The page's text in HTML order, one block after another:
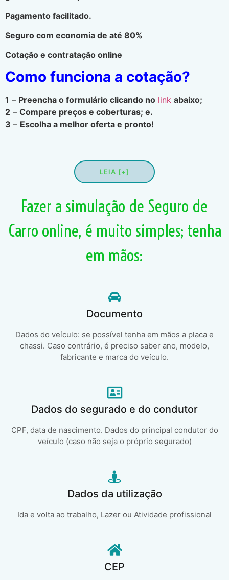
Pagamento facilitado.
Seguro com economia de até 80%
Cotação e contratação online
Como funciona a cotação?
1 – Preencha o formulário clicando no link abaixo;
2 – Compare preços e coberturas; e.
3 – Escolha a melhor oferta e pronto!
LEIA [+]
Fazer a simulação de Seguro de
Carro online, é muito simples; tenha
em mãos:
Documento
Dados do veículo: se possível tenha em mãos a placa e
chassi. Caso contrário, é preciso saber ano, modelo,
fabricante e marca do veículo.
Dados do segurado e do condutor
CPF, data de nascimento. Dados do principal condutor do
veículo (caso não seja o próprio segurado)
Dados da utilização
Ida e volta ao trabalho, Lazer ou Atividade profissional
CEP